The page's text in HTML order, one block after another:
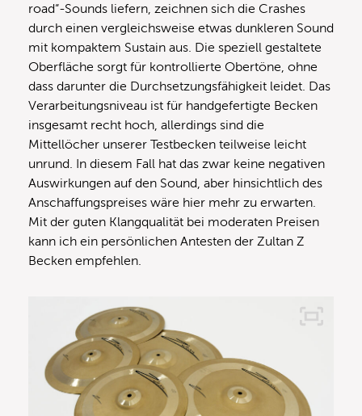
road“-Sounds liefern, zeichnen sich die Crashes
durch einen vergleichsweise etwas dunkleren Sound
mit kompaktem Sustain aus. Die speziell gestaltete
Oberfläche sorgt für kontrollierte Obertöne, ohne
dass darunter die Durchsetzungsfähigkeit leidet. Das
Verarbeitungsniveau ist für handgefertigte Becken
insgesamt recht hoch, allerdings sind die
Mittellöcher unserer Testbecken teilweise leicht
unrund. In diesem Fall hat das zwar keine negativen
Auswirkungen auf den Sound, aber hinsichtlich des
Anschaffungspreises wäre hier mehr zu erwarten.
Mit der guten Klangqualität bei moderaten Preisen
kann ich ein persönlichen Antesten der Zultan Z
Becken empfehlen.